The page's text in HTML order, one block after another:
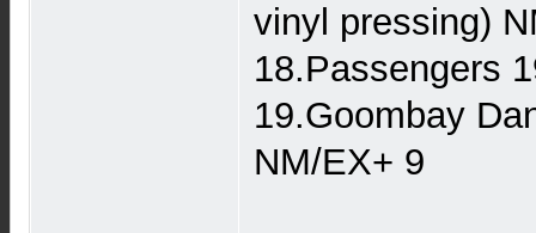
vinyl pressing)
18.Passengers
19.Goombay
NM/EX+ 9